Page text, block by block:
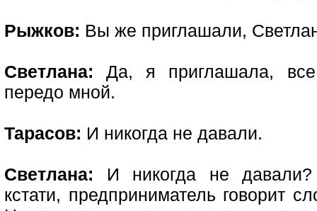
Рыжков: Вы же приглашали,
Светлана: Да, я приглашала,
передо мной.
Тарасов: И никогда не давали.
Светлана: И никогда не давали?
кстати, предприниматель говорит